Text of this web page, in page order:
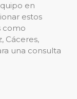
en
estos
como
Cáceres,
una consulta